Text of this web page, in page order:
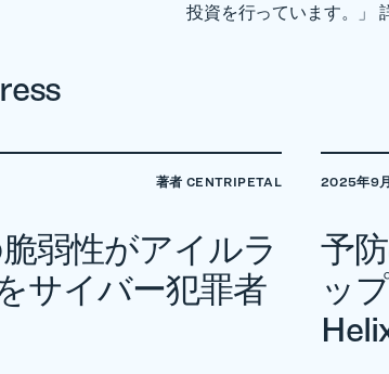
投資を行っています。」
著者 CENTRIPETAL
弱性がアイルラ
サイバー犯罪者
2025年9
予
ッ